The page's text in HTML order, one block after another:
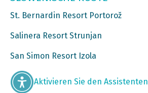
St. Bernardin Resort Portorož
Salinera Resort Strunjan
San Simon Resort Izola
Aktivieren Sie den Assistenten